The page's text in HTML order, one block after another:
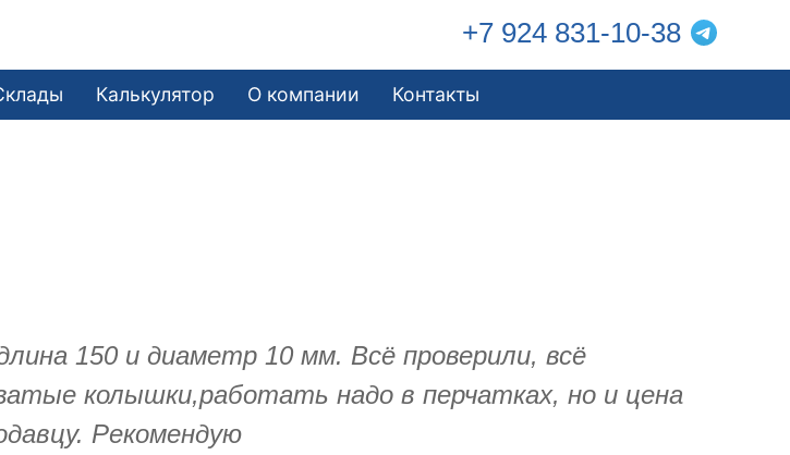
+7 924 831-10-38
Калькулятор О компании Контакты
150 и диаметр 10 мм. Всё проверили, всё
колышки,работать надо в перчатках, но и цена
Рекомендую